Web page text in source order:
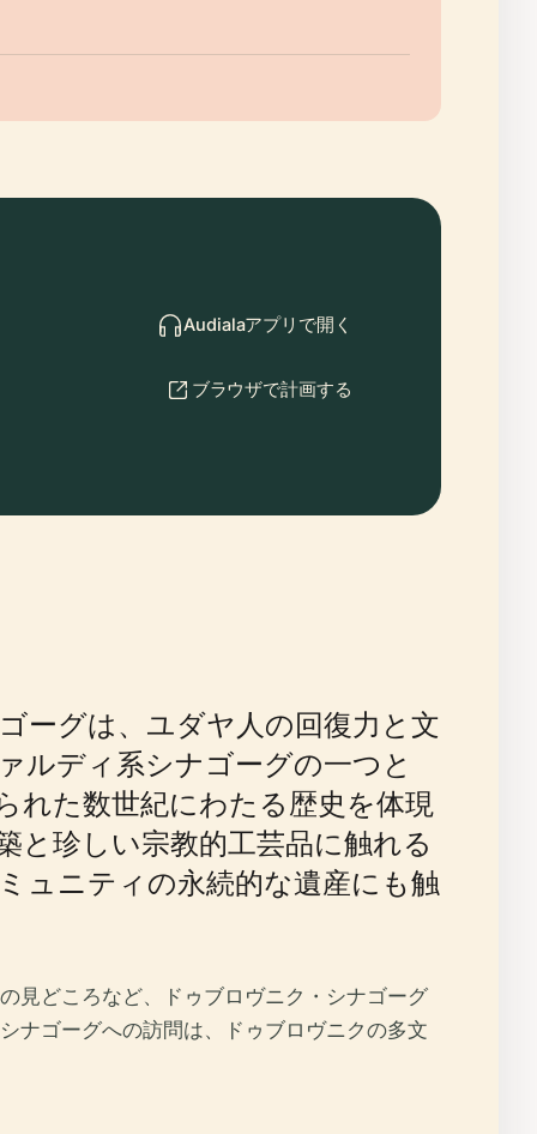
Audialaアプリで開く
ブラウザで計画する
ーグは、ユダヤ人の回復力と文
ルディ系シナゴーグの一つと
れた数世紀にわたる歴史を体現
と珍しい宗教的工芸品に触れる
ュニティの永続的な遺産にも触
見どころなど、ドゥブロヴニク・シナゴーグ
ナゴーグへの訪問は、ドゥブロヴニクの多文